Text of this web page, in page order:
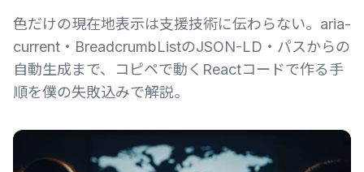
色だけの現在地表示は支援技術に伝わらない。aria-
current・BreadcrumbListのJSON-LD・パスからの
自動生成まで、コピペで動くReactコードで作る手
順を僕の失敗込みで解説。